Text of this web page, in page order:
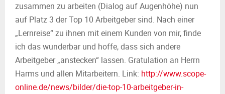
zusammen zu arbeiten (Dialog auf Augenhöhe) nun
auf Platz 3 der Top 10 Arbeitgeber sind. Nach einer
„Lernreise“ zu ihnen mit einem Kunden von mir, finde
ich das wunderbar und hoffe, dass sich andere
Arbeitgeber „anstecken“ lassen. Gratulation an Herrn
Harms und allen Mitarbeitern. Link: http://www.scope-
online.de/news/bilder/die-top-10-arbeitgeber-in-